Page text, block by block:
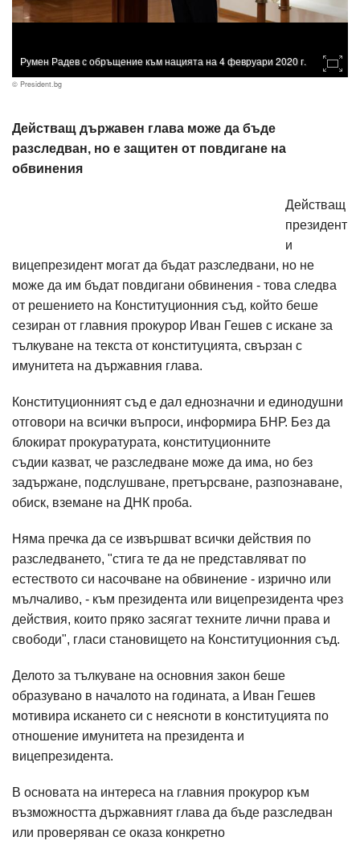
Румен Радев с обръщение към нацията на 4 февруари 2020 г.
© President.bg
Действащ държавен глава може да бъде
разследван, но е защитен от повдигане на
обвинения
Действащ
президент
и
вицепрезидент могат да бъдат разследвани, но не
може да им бъдат повдигани обвинения - това следва
от решението на Конституционния съд, който беше
сезиран от главния прокурор Иван Гешев с искане за
тълкуване на текста от конституцията, свързан с
имунитета на държавния глава.
Конституционният съд е дал еднозначни и единодушни
отговори на всички въпроси, информира БНР. Без да
блокират прокуратурата, конституционните
съдии казват, че разследване може да има, но без
задържане, подслушване, претърсване, разпознаване,
обиск, вземане на ДНК проба.
Няма пречка да се извършват всички действия по
разследването, "стига те да не представляват по
естеството си насочване на обвинение - изрично или
мълчаливо, - към президента или вицепрезидента чрез
действия, които пряко засягат техните лични права и
свободи", гласи становището на Конституционния съд.
Делото за тълкуване на основния закон беше
образувано в началото на годината, а Иван Гешев
мотивира искането си с неясноти в конституцията по
отношение имунитета на президента и
вицепрезидента.
В основата на интереса на главния прокурор към
възможността държавният глава да бъде разследван
или проверяван се оказа конкретно